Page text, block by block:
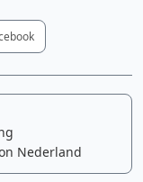
Nederland